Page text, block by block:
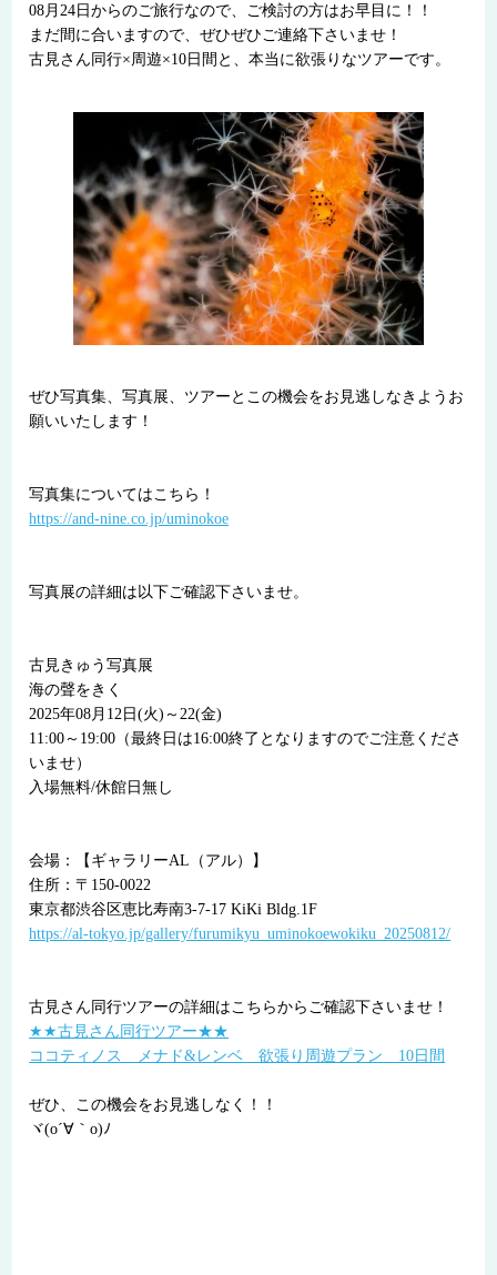
08月24日からのご旅行なので、ご検討の方はお早目に！！
まだ間に合いますので、ぜひぜひご連絡下さいませ！
古見さん同行×周遊×10日間と、本当に欲張りなツアーです。
ぜひ写真集、写真展、ツアーとこの機会をお見逃しなきようお
願いいたします！
写真集についてはこちら！
https://and-nine.co.jp/uminokoe
写真展の詳細は以下ご確認下さいませ。
古見きゅう写真展
海の聲をきく
2025年08月12日(火)～22(金)
11:00～19:00（最終日は16:00終了となりますのでご注意くださ
いませ）
入場無料/休館日無し
会場：【ギャラリーAL（アル）】
住所：〒150-0022
東京都渋谷区恵比寿南3-7-17 KiKi Bldg.1F
https://al-tokyo.jp/gallery/furumikyu_uminokoewokiku_20250812/
古見さん同行ツアーの詳細はこちらからご確認下さいませ！
★★古見さん同行ツアー★★
ココティノス メナド&レンベ 欲張り周遊プラン 10日間
ぜひ、この機会をお見逃しなく！！
ヾ(o´∀｀o)ﾉ